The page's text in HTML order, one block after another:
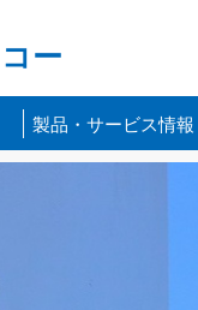
ー
製品・サービス情報